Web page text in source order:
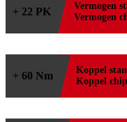
+ 22 PK Vermogen
Vermogen
+ 60 Nm Koppel
Koppel